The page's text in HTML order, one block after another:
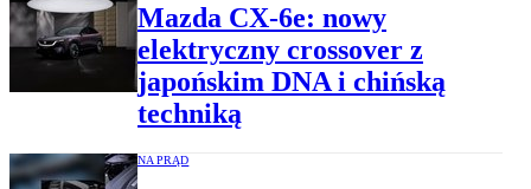
Mazda CX-6e: nowy
elektryczny crossover z
japońskim DNA i chińską
techniką
NA PRĄD